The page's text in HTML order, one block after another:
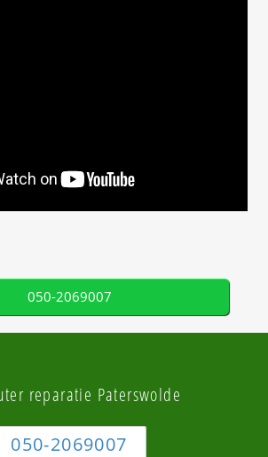
050-2069007
reparatie Paterswolde
050-2069007